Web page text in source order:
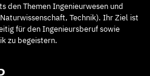
den Themen Ingenieurwesen und
Technik). Ihr Ziel ist
für den Ingenieursberuf sowie
zu begeistern.